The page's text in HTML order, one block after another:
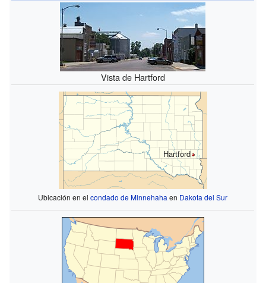
Vista de Hartford
Hartford
Ubicación en elcondado de Minnehaha en Dakota del Sur